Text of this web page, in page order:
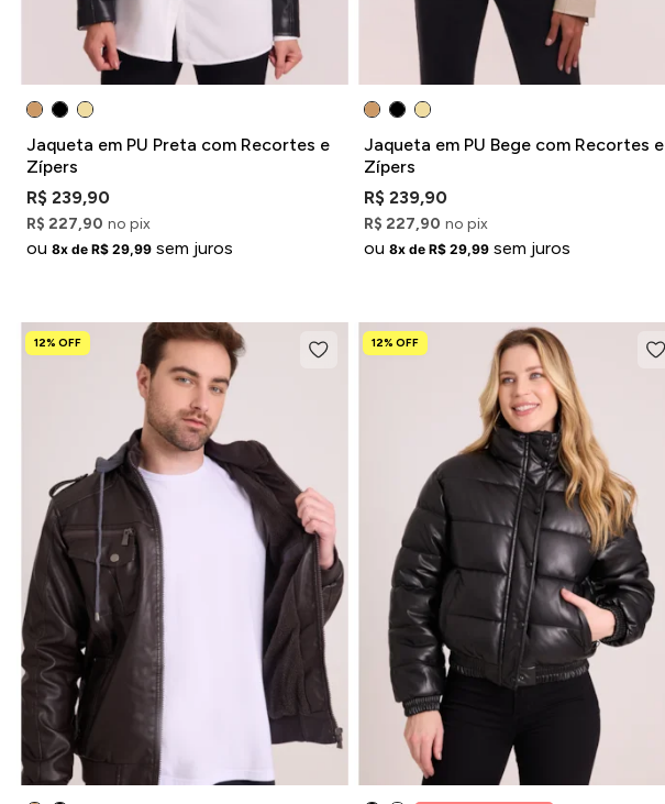
Jaqueta em PU Preta com Recortes e
Zípers
R$ 239,90
R$ 227,90 no pix
ou8x de R$ 29,99 sem juros
Jaqueta em PU Bege com Recortes e
Zípers
R$ 239,90
R$ 227,90 no pix
ou8x de R$ 29,99 sem juros
12% OFF 12% OFF